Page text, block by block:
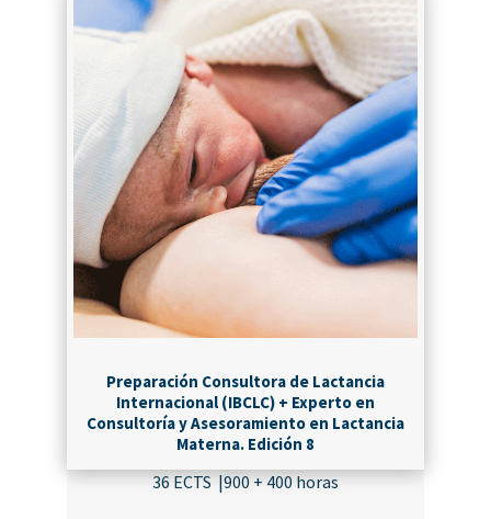
¡MATRICÚLATE!
Preparación Consultora de Lactancia
Internacional (IBCLC) + Experto en
Consultoría y Asesoramiento en Lactancia
Materna. Edición 8
36 ECTS |900 + 400 horas